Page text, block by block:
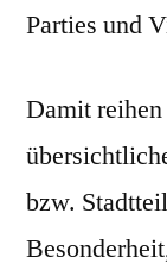
Parties und
Damit
bzw.